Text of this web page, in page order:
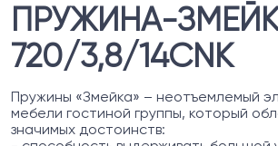
ПРУЖИНА-
720/3,8/14CNK
Пружины «Змейка» – неотъемлемый
мебели гостиной группы, который
значимых достоинств: